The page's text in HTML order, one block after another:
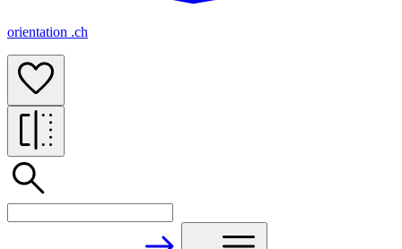
orientation .ch